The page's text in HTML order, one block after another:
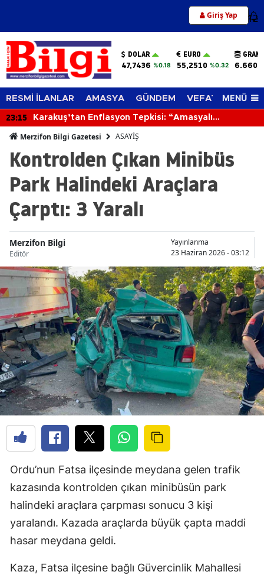
Giriş Yap 12
DOLAR
47,7436 %0.18
EURO
55,2510 %0.32
RESMİ İLANLAR AMASYA GÜNDEM VEFAT EDENLER
MENÜ
23:15
Karakuş’tan Enflasyon Tepkisi: “Amasyalı
Merzifon Bilgi Gazetesi ASAYİŞ
Kontrolden Çıkan Minibüs
Park Halindeki Araçlara
Çarptı: 3 Yaralı
Merzifon Bilgi
Editör
Yayınlanma
23 Haziran 2026 - 03:12
Ordu’nun Fatsa ilçesinde meydana gelen trafik
kazasında kontrolden çıkan minibüsün park
halindeki araçlara çarpması sonucu 3 kişi
yaralandı. Kazada araçlarda büyük çapta maddi
hasar meydana geldi.
Kaza, Fatsa ilçesine bağlı Güvercinlik Mahallesi